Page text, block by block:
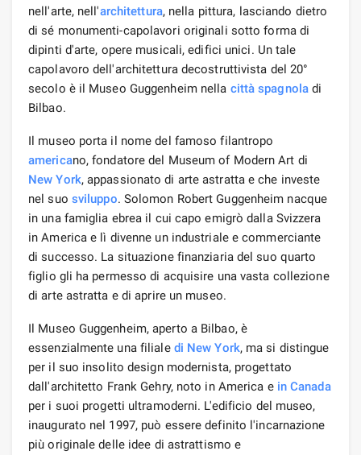
nell'arte, nell'architettura, nella pittura, lasciando dietro
di sé monumenti-capolavori originali sotto forma di
dipinti d'arte, opere musicali, edifici unici. Un tale
capolavoro dell'architettura decostruttivista del 20°
secolo è il Museo Guggenheim nella città spagnoladi
Bilbao.
Il museo porta il nome del famoso filantropo
americano, fondatore del Museum of Modern Art di
New York, appassionato di arte astratta e che investe
nel suo sviluppo. Solomon Robert Guggenheim nacque
in una famiglia ebrea il cui capo emigrò dalla Svizzera
in America e lì divenne un industriale e commerciante
di successo. La situazione finanziaria del suo quarto
figlio gli ha permesso di acquisire una vasta collezione
di arte astratta e di aprire un museo.
Il Museo Guggenheim, aperto a Bilbao, è
essenzialmente una filiale di New York, ma si distingue
per il suo insolito design modernista, progettato
dall'architetto Frank Gehry, noto in America e in Canada
per i suoi progetti ultramoderni. L'edificio del museo,
inaugurato nel 1997, può essere definito l'incarnazione
più originale delle idee di astrattismo e